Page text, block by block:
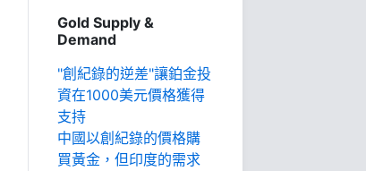
Gold Supply &
Demand
"創紀錄的逆差"讓鉑金投
資在1000美元價格獲得
支持
中國以創紀錄的價格購
買黃金，但印度的需求